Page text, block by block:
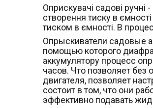
Оприскувачі садові
створення тиску в
тиском в ємності. В
Опрыскиватели садовые
помощью которого
аккумулятору процесс
часов. Что позволяет без
двигателя, позволяет
состоит в том, что они
эффективно подавать